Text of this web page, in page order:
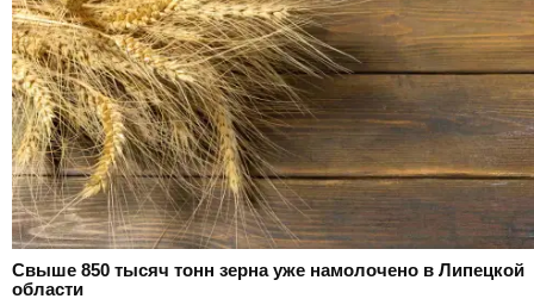
Свыше 850 тысяч тонн зерна уже намолочено в Липецкой
области